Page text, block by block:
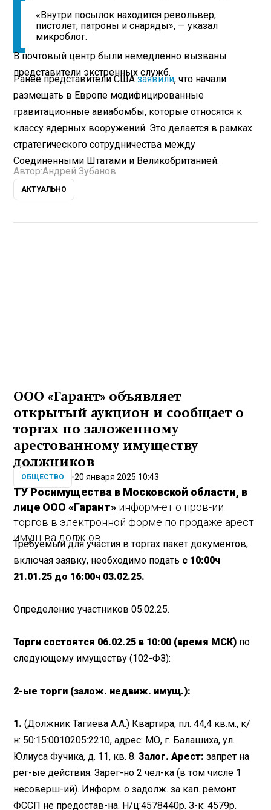
«Внутри посылок находится револьвер,
пистолет, патроны и снаряды», — указал
микроблог.
В почтовый центр были немедленно вызваны
представители экстренных служб.
Ранее представители СШАзаявили, что начали
размещать в Европе модифицированные
гравитационные авиабомбы, которые относятся к
классу ядерных вооружений. Это делается в рамках
стратегического сотрудничества между
Соединенными Штатами и Великобританией.
Автор:Андрей Зубанов
АКТУАЛЬНО
ООО «Гарант» объявляет
открытый аукцион и сообщает о
торгах по заложенному
арестованному имуществу
должников
ОБЩЕСТВО 20 января 2025 10:43
ТУ Росимущества в Московской области, в
лице ООО «Гарант» информ-ет о пров-ии
торгов в электронной форме по продаже арест
имущ-ва долж-ов.
Требуемый для участия в торгах пакет документов,
включая заявку, необходимо подать с 10:00ч
21.01.25 до 16:00ч 03.02.25.
Определение участников 05.02.25.
Торги состоятся 06.02.25 в 10:00 (время МСК) по
следующему имуществу (102-ФЗ):
2-ые торги (залож. недвиж. имущ.):
1. (Должник Тагиева А.А.) Квартира, пл. 44,4 кв.м., к/
н: 50:15:0010205:2210, адрес: МО, г. Балашиха, ул.
Юлиуса Фучика, д. 11, кв. 8.Залог. Арест:запрет на
рег-ые действия. Зарег-но 2 чел-ка (в том числе 1
несоверш-ий). Информ. о задолж. за кап. ремонт
ФССП не предостав-на. Н/ц:4578440р. З-к: 4579р.